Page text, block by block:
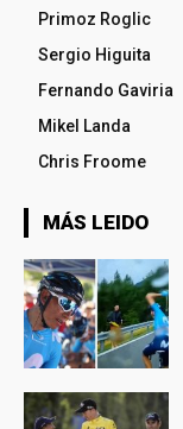
Primoz Roglic
Sergio Higuita
Fernando Gaviria
Mikel Landa
Chris Froome
MÁS LEIDO